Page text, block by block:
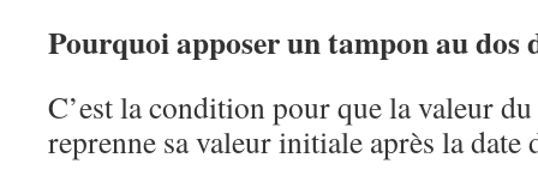
Pourquoi apposer un tampon au dos
C’est la condition pour que la valeur
reprenne sa valeur initiale après la date